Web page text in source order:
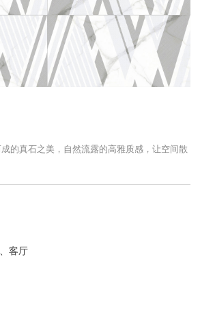
的真石之美，自然流露的高雅质感，让空间散
客厅